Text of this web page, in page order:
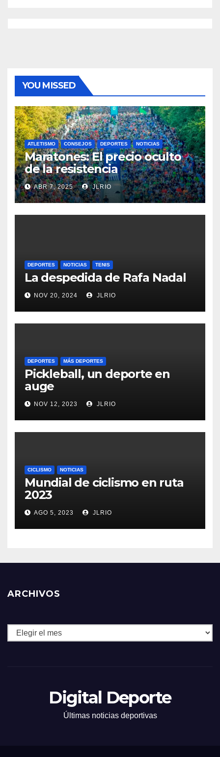
YOU MISSED
ATLETISMO CONSEJOS DEPORTES NOTICIAS
Maratones: El precio oculto
de la resistencia
ABR 7, 2025 JLRIO
DEPORTES NOTICIAS TENIS
La despedida de Rafa Nadal
NOV 20, 2024 JLRIO
DEPORTES MÁS DEPORTES
Pickleball, un deporte en
auge
NOV 12, 2023 JLRIO
CICLISMO NOTICIAS
Mundial de ciclismo en ruta
2023
AGO 5, 2023 JLRIO
ARCHIVOS
Archivos
Digital Deporte
Últimas noticias deportivas